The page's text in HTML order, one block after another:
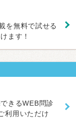
を無料で試せる
ます！
きるWEB問診
利用いただけ